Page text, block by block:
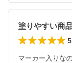
塗りやすい商品
5
マーカー入りな